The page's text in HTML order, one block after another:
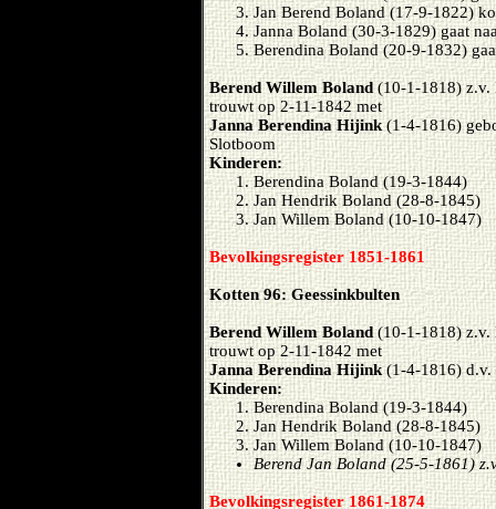
Jan Berend Boland (17-9-1822)
Janna Boland (30-3-1829) gaat
Berendina Boland (20-9-1832)
Berend Willem Boland (10-1-1818) z.v.
trouwt op 2-11-1842 met
Janna Berendina Hijink(1-4-1816)
Slotboom
Kinderen:
Berendina Boland (19-3-1844)
Jan Hendrik Boland (28-8-1845)
Jan Willem Boland (10-10-1847)
Bevolkingsregister 1851-1861
Kotten 96: Geessinkbulten
Berend Willem Boland(10-1-1818) z.v.
trouwt op 2-11-1842 met
Janna Berendina Hijink(1-4-1816) d.v.
Kinderen:
Berendina Boland (19-3-1844)
Jan Hendrik Boland (28-8-1845)
Jan Willem Boland (10-10-1847)
Berend Jan Boland (25-5-1861)
Bevolkingsregister 1861-1874